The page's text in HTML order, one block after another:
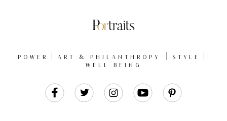
POWER ART & PHILANTHROPY
STYLE
WELL BEING